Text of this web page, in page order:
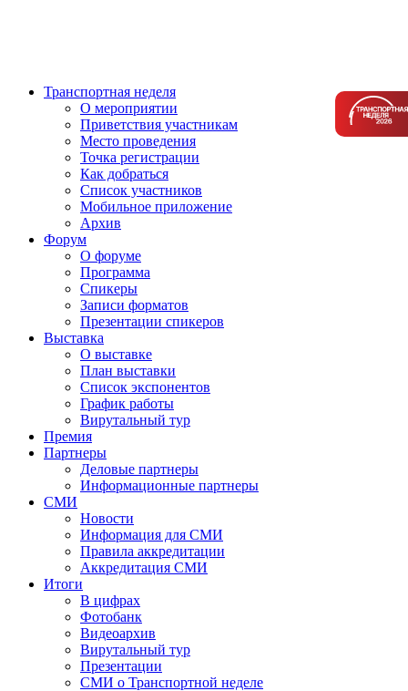
Транспортная неделя
О мероприятии
Приветствия участникам
Место проведения
Точка регистрации
Как добраться
Список участников
Мобильное приложение
Архив
Форум
О форуме
Программа
Спикеры
Записи форматов
Презентации спикеров
Выставка
О выставке
План выставки
Список экспонентов
График работы
Вирутальный тур
Премия
Партнеры
Деловые партнеры
Информационные партнеры
СМИ
Новости
Информация для СМИ
Правила аккредитации
Аккредитация СМИ
Итоги
В цифрах
Фотобанк
Видеоархив
Вирутальный тур
Презентации
СМИ о Транспортной неделе